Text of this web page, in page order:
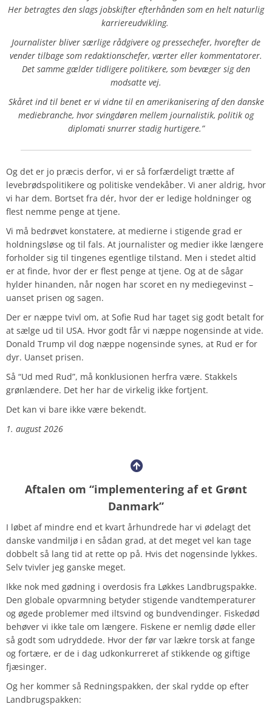
Her betragtes den slags jobskifter efterhånden som en helt naturlig
karriereudvikling.
Journalister bliver særlige rådgivere og pressechefer, hvorefter de
vender tilbage som redaktionschefer, værter eller kommentatorer.
Det samme gælder tidligere politikere, som bevæger sig den
modsatte vej.
Skåret ind til benet er vi vidne til en amerikanisering af den danske
mediebranche, hvor svingdøren mellem journalistik, politik og
diplomati snurrer stadig hurtigere.”
Og det er jo præcis derfor, vi er så forfærdeligt trætte af
levebrødspolitikere og politiske vendekåber. Vi aner aldrig, hvor
vi har dem. Bortset fra dér, hvor der er ledige holdninger og
flest nemme penge at tjene.
Vi må bedrøvet konstatere, at medierne i stigende grad er
holdningsløse og til fals. At journalister og medier ikke længere
forholder sig til tingenes egentlige tilstand. Men i stedet altid
er at finde, hvor der er flest penge at tjene. Og at de sågar
hylder hinanden, når nogen har scoret en ny mediegevinst –
uanset prisen og sagen.
Der er næppe tvivl om, at Sofie Rud har taget sig godt betalt for
at sælge ud til USA. Hvor godt får vi næppe nogensinde at vide.
Donald Trump vil dog næppe nogensinde synes, at Rud er for
dyr. Uanset prisen.
Så “Ud med Rud”, må konklusionen herfra være. Stakkels
grønlændere. Det her har de virkelig ikke fortjent.
Det kan vi bare ikke være bekendt.
1. august 2026
Aftalen om “implementering af et Grønt
Danmark”
I løbet af mindre end et kvart århundrede har vi ødelagt det
danske vandmiljø i en sådan grad, at det meget vel kan tage
dobbelt så lang tid at rette op på. Hvis det nogensinde lykkes.
Selv tvivler jeg ganske meget.
Ikke nok med gødning i overdosis fra Løkkes Landbrugspakke.
Den globale opvarmning betyder stigende vandtemperaturer
og øgede problemer med iltsvind og bundvendinger. Fiskedød
behøver vi ikke tale om længere. Fiskene er nemlig døde eller
så godt som udryddede. Hvor der før var lækre torsk at fange
og fortære, er de i dag udkonkurreret af stikkende og giftige
fjæsinger.
Og her kommer så Redningspakken, der skal rydde op efter
Landbrugspakken: